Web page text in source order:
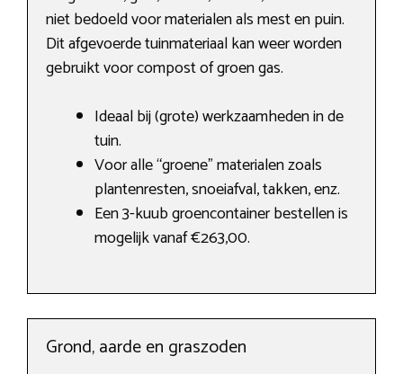
niet bedoeld voor materialen als mest en puin.
Dit afgevoerde tuinmateriaal kan weer worden
gebruikt voor compost of groen gas.
Ideaal bij (grote) werkzaamheden in de
tuin.
Voor alle “groene” materialen zoals
plantenresten, snoeiafval, takken, enz.
Een 3-kuub groencontainer bestellen is
mogelijk vanaf €263,00.
Grond, aarde en graszoden